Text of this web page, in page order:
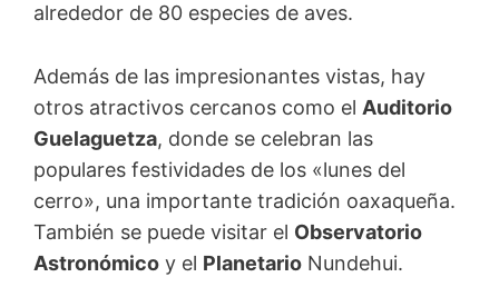
alrededor de 80 especies de aves.
Además de las impresionantes vistas, hay
otros atractivos cercanos como el Auditorio
Guelaguetza, donde se celebran las
populares festividades de los «lunes del
cerro», una importante tradición oaxaqueña.
También se puede visitar el Observatorio
Astronómico y el Planetario Nundehui.